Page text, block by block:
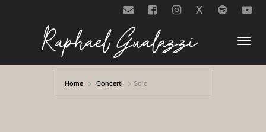
X
Home Concerti Solo